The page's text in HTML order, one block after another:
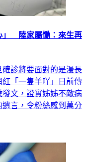
」 陸家屬慟：來生再
診將要面對的是漫長
紅「一隻羊吖」日前傳
文，證實姊姊不敵病
言，令粉絲感到萬分